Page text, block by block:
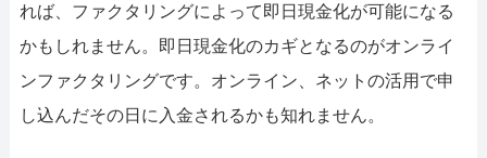
れば、ファクタリングによって即日現金化が可能になる
かもしれません。即日現金化のカギとなるのがオンライ
ンファクタリングです。オンライン、ネットの活用で申
し込んだその日に入金されるかも知れません。